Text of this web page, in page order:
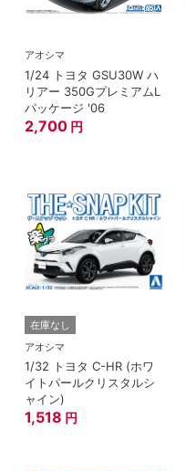
アオシマ
1/24 トヨタ GSU30W ハ
リアー 350GプレミアムL
パッケージ '06
2,700 円
在庫なし
アオシマ
1/32 トヨタ C-HR (ホワ
イトパールクリスタルシ
ャイン)
1,518 円